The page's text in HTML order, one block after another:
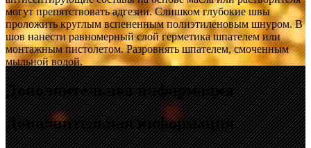
могут препятствовать адгезии. Слишком глубокие швы
проложить круглым вспененным полиэтиленовым шнуром. В
шов нанести равномерный слой герметика шпателем или
монтажным пистолетом. Разровнять шпателем, смоченным
мыльной водой.
Дополнительная информация
Дополнительная информация